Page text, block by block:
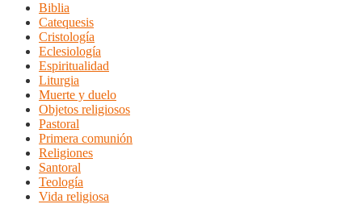
Biblia
Catequesis
Cristología
Eclesiología
Espiritualidad
Liturgia
Muerte y duelo
Objetos religiosos
Pastoral
Primera comunión
Religiones
Santoral
Teología
Vida religiosa